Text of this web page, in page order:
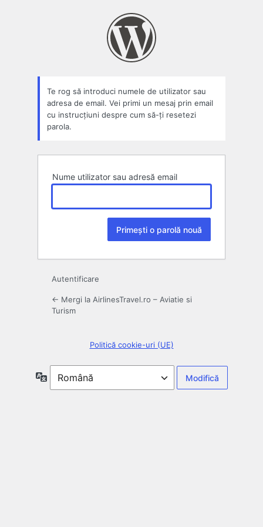
Te rog să introduci numele de utilizator sau
adresa de email. Vei primi un mesaj prin email
cu instrucțiuni despre cum să-ți resetezi
parola.
Nume utilizator sau adresă email
Autentificare
← Mergi la AirlinesTravel.ro – Aviatie si
Turism
Politică cookie-uri (UE)
Limbă